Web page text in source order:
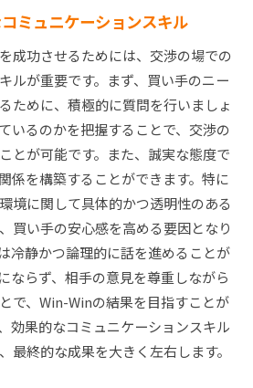
ミュニケーションスキル
成功させるためには、交渉の場での
ルが重要です。まず、買い手のニー
ために、積極的に質問を行いましょ
いるのかを把握することで、交渉の
とが可能です。また、誠実な態度で
係を構築することができます。特に
境に関して具体的かつ透明性のある
買い手の安心感を高める要因となり
冷静かつ論理的に話を進めることが
ならず、相手の意見を尊重しながら
で、Win-Winの結果を目指すことが
効果的なコミュニケーションスキル
最終的な成果を大きく左右します。